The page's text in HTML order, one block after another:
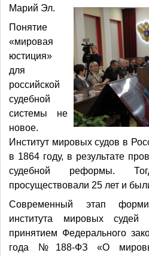
Марий Эл.
Понятие
«мировая
юстиция»
для
российской
судебной
системы не
новое.
Институт мировых судов в
в 1864 году, в результате
судебной реформы.
просуществовали 25 лет и
Современный этап
института мировых
принятием Федерального
года №188-ФЗ «О